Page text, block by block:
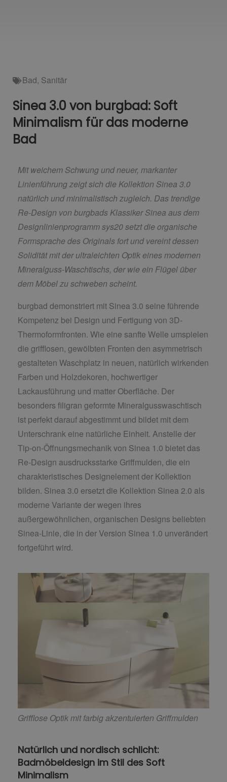
Bad, Sanitär
Sinea 3.0 von burgbad: Soft
Minimalism für das moderne
Bad
Mit weichem Schwung und neuer, markanter
Linienführung zeigt sich die Kollektion Sinea 3.0
natürlich und minimalistisch zugleich. Das trendige
Re-Design von burgbads Klassiker Sinea aus dem
Designlinienprogramm sys20 setzt die organische
Formsprache des Originals fort und vereint dessen
Solidität mit der ultraleichten Optik eines modernen
Mineralguss-Waschtischs, der wie ein Flügel über
dem Möbel zu schweben scheint.
burgbad demonstriert mit Sinea 3.0 seine führende
Kompetenz bei Design und Fertigung von 3D-
Thermoformfronten. Wie eine sanfte Welle umspielen
die grifflosen, gewölbten Fronten den asymmetrisch
gestalteten Waschplatz in neuen, natürlich wirkenden
Farben und Holzdekoren, hochwertiger
Lackausführung und matter Oberfläche. Der
besonders filigran geformte Mineralgusswaschtisch
ist perfekt darauf abgestimmt und bildet mit dem
Unterschrank eine natürliche Einheit. Anstelle der
Tip-on-Öffnungsmechanik von Sinea 1.0 bietet das
Re-Design ausdrucksstarke Griffmulden, die ein
charakteristisches Designelement der Kollektion
bilden. Sinea 3.0 ersetzt die Kollektion Sinea 2.0 als
moderne Variante der wegen ihres
außergewöhnlichen, organischen Designs beliebten
Sinea-Linie, die in der Version Sinea 1.0 unverändert
fortgeführt wird.
Grifflose Optik mit farbig akzentuierten Griffmulden
Natürlich und nordisch schlicht:
Badmöbeldesign im Stil des Soft
Minimalism